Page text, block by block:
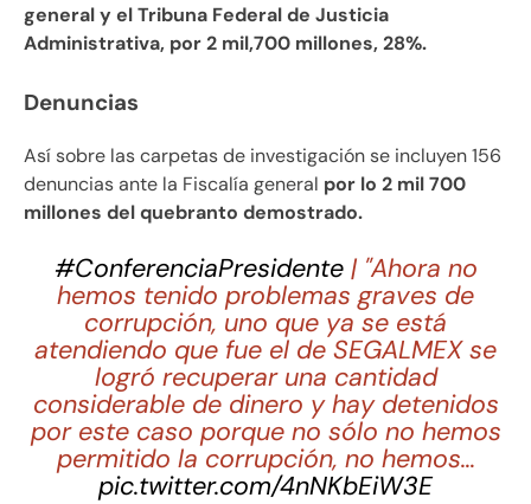
general y el Tribuna Federal de Justicia
Administrativa, por 2 mil,700 millones, 28%.
Denuncias
Así sobre las carpetas de investigación se incluyen 156
denuncias ante la Fiscalía general por lo 2 mil 700
millones del quebranto demostrado.
#ConferenciaPresidente| "Ahora no
hemos tenido problemas graves de
corrupción, uno que ya se está
atendiendo que fue el de SEGALMEX se
logró recuperar una cantidad
considerable de dinero y hay detenidos
por este caso porque no sólo no hemos
permitido la corrupción, no hemos…
pic.twitter.com/4nNKbEiW3E